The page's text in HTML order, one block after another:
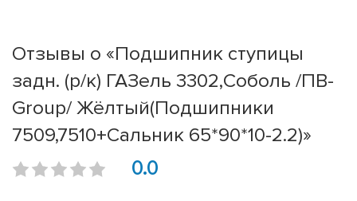
Отзывы о «Подшипник ступицы
задн. (р/к) ГАЗель 3302,Соболь /ПВ-
Group/ Жёлтый(Подшипники
7509,7510+Сальник 65*90*10-2.2)»
0.0